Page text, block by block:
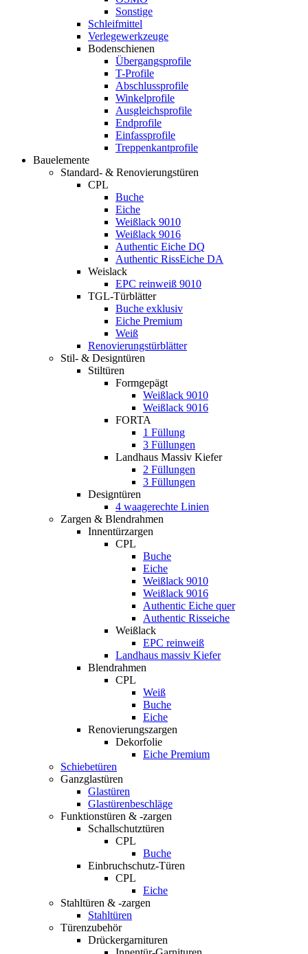
Sonstige
Schleifmittel
Verlegewerkzeuge
Bodenschienen
Übergangsprofile
T-Profile
Abschlussprofile
Winkelprofile
Ausgleichsprofile
Endprofile
Einfassprofile
Treppenkantprofile
Bauelemente
Standard- & Renovierungstüren
CPL
Buche
Eiche
Weißlack 9010
Weißlack 9016
Authentic Eiche DQ
Authentic RissEiche DA
Weislack
EPC reinweiß 9010
TGL-Türblätter
Buche exklusiv
Eiche Premium
Weiß
Renovierungstürblätter
Stil- & Designtüren
Stiltüren
Formgepägt
Weißlack 9010
Weißlack 9016
FORTA
1 Füllung
3 Füllungen
Landhaus Massiv Kiefer
2 Füllungen
3 Füllungen
Designtüren
4 waagerechte Linien
Zargen & Blendrahmen
Innentürzargen
CPL
Buche
Eiche
Weißlack 9010
Weißlack 9016
Authentic Eiche quer
Authentic Risseiche
Weißlack
EPC reinweiß
Landhaus massiv Kiefer
Blendrahmen
CPL
Weiß
Buche
Eiche
Renovierungszargen
Dekorfolie
Eiche Premium
Schiebetüren
Ganzglastüren
Glastüren
Glastürenbeschläge
Funktionstüren & -zargen
Schallschutztüren
CPL
Buche
Einbruchschutz-Türen
CPL
Eiche
Stahltüren & -zargen
Stahltüren
Türenzubehör
Drückergarnituren